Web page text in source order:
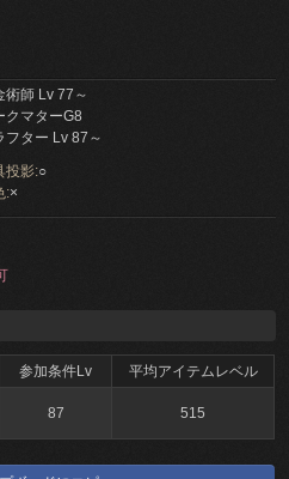
術師 Lv 77～
クマターG8
フター Lv 87～
投影:○
:×
参加条件Lv 平均アイテムレベル
87 515